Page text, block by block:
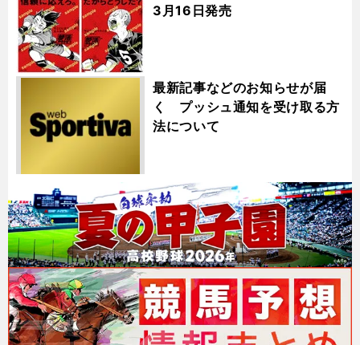
3月16日発売
最新記事などのお知らせが届
く プッシュ通知を受け取る方
法について